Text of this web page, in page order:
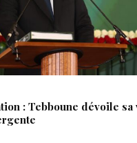
: Tebboune dévoile